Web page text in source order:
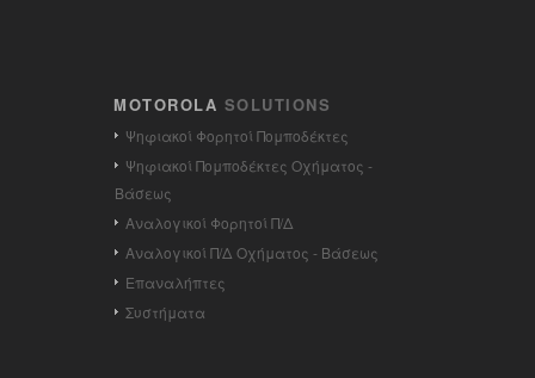
MOTOROLA SOLUTIONS
Ψηφιακοί Φορητοί Πομποδέκτες
Ψηφιακοί Πομποδέκτες Οχήματος -
Βάσεως
Αναλογικοί Φορητοί Π/Δ
Αναλογικοί Π/Δ Οχήματος - Βάσεως
Επαναλήπτες
Συστήματα